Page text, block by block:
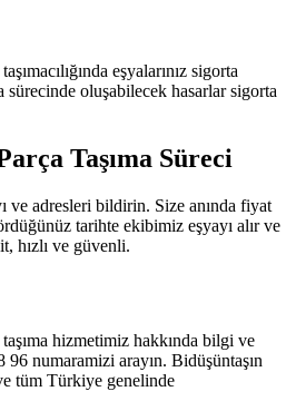
eşyalarınız sigorta
sürecinde oluşabilecek hasarlar sigorta
Taşıma Süreci
ve adresleri bildirin. Size anında fiyat
tarihte ekibimiz eşyayı alır ve
hızlı ve güvenli.
hizmetimiz hakkında bilgi ve
numaramizi arayın. Bidüşüntaşın
tüm Türkiye genelinde